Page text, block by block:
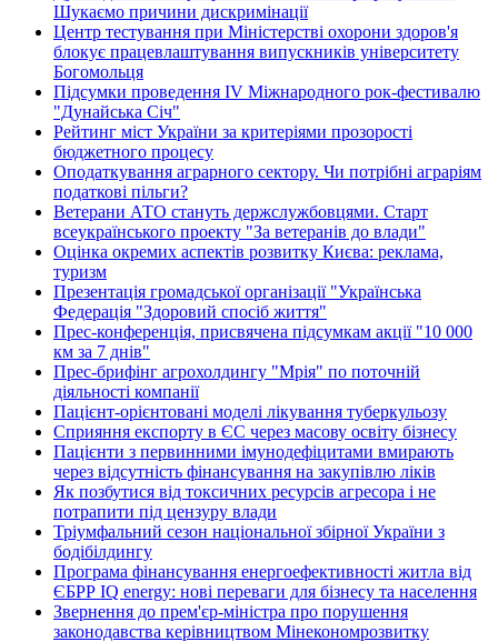
Шукаємо причини дискримінації
Центр тестування при Міністерстві охорони здоров'я
блокує працевлаштування випускників університету
Богомольця
Підсумки проведення IV Міжнародного рок-фестивалю
"Дунайська Січ"
Рейтинг міст України за критеріями прозорості
бюджетного процесу
Оподаткування аграрного сектору. Чи потрібні аграріям
податкові пільги?
Ветерани АТО стануть держслужбовцями. Старт
всеукраїнського проекту "За ветеранів до влади"
Оцінка окремих аспектів розвитку Києва: реклама,
туризм
Презентація громадської організації "Українська
Федерація "Здоровий спосіб життя"
Прес-конференція, присвячена підсумкам акції "10 000
км за 7 днів"
Прес-брифінг агрохолдингу "Мрія" по поточній
діяльності компанії
Пацієнт-орієнтовані моделі лікування туберкульозу
Сприяння експорту в ЄС через масову освіту бізнесу
Пацієнти з первинними імунодефіцитами вмирають
через відсутність фінансування на закупівлю ліків
Як позбутися від токсичних ресурсів агресора і не
потрапити під цензуру влади
Тріумфальний сезон національної збірної України з
бодібілдингу
Програма фінансування енергоефективності житла від
ЄБРР IQ energy: нові переваги для бізнесу та населення
Звернення до прем'єр-міністра про порушення
законодавства керівництвом Мінекономрозвитку